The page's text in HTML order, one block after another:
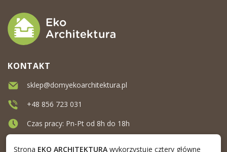
KONTAKT
sklep@domyekoarchitektura.pl
+48 856 723 031
Czas pracy: Pn-Pt od 8h do 18h
Strona EKO ARCHITEKTURAwykorzystuje cztery główne